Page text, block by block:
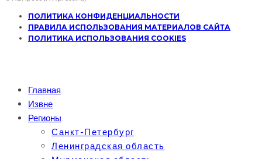
ПОЛИТИКА КОНФИДЕНЦИАЛЬНОСТИ
ПРАВИЛА ИСПОЛЬЗОВАНИЯ МАТЕРИАЛОВ САЙТА
ПОЛИТИКА ИСПОЛЬЗОВАНИЯ COOKIES
Главная
Извне
Регионы
Санкт-Петербург
Ленинградская область